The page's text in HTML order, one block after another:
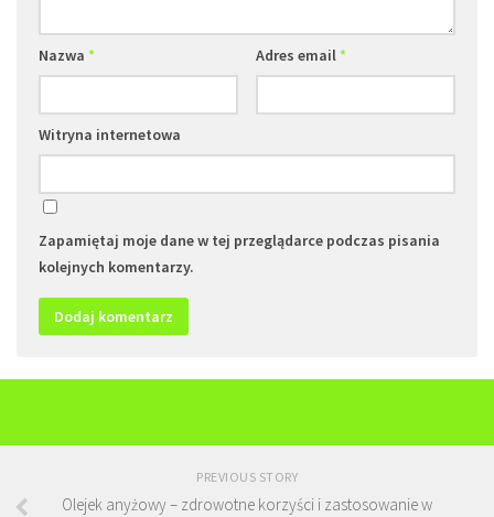
Nazwa * Adres email*
Witryna internetowa
Zapamiętaj moje dane w tej przeglądarce podczas pisania
kolejnych komentarzy.
PREVIOUS STORY
Olejek anyżowy – zdrowotne korzyści i zastosowanie w